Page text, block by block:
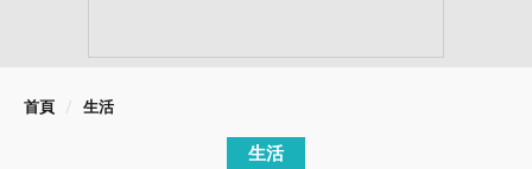
首頁 生活
生活